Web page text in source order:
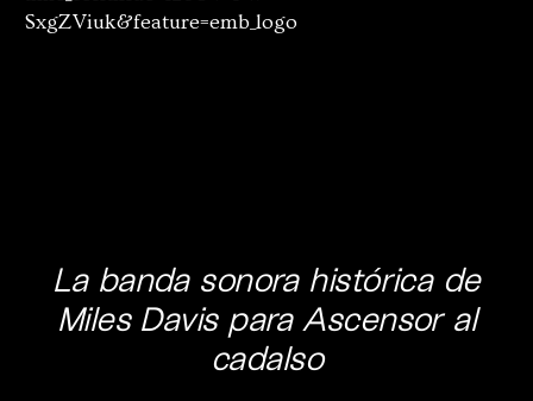
SxgZViuk&feature=emb_logo
La banda sonora histórica de
Miles Davis para Ascensor al
cadalso